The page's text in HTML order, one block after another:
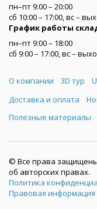
пн–пт 9:00 – 20:00
сб 10:00 – 17:00, вс –
График работы
пн–пт 9:00 – 18:00
сб 9:00 – 17:00, вс –
Меню
О компании 3D тур
Доставка и оплата
Полезные материалы
© Все права
об авторских правах.
Политика
Правовая информация